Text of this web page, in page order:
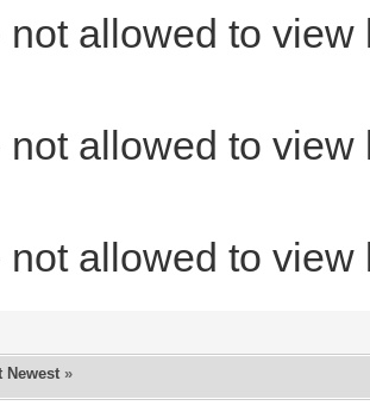
not allowed to
not allowed to
not allowed to
Newest »